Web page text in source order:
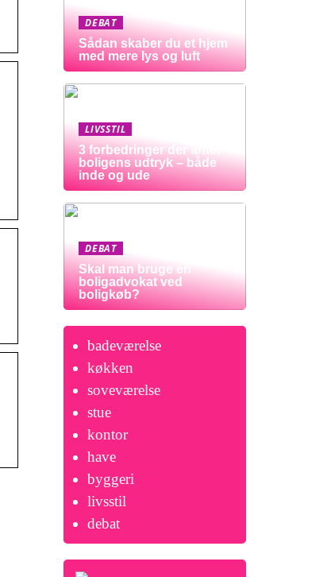
DEBAT
Sådan skaber du et hjem
med mere lys og luft
LIVSSTIL
3 forbedringer der løfter
boligens udtryk – både
inde og ude
DEBAT
Skal man bruge en
boligadvokat ved
boligkøb?
badeværelse
køkken
soveværelse
stue
kontor
have
byggeri
livsstil
debat